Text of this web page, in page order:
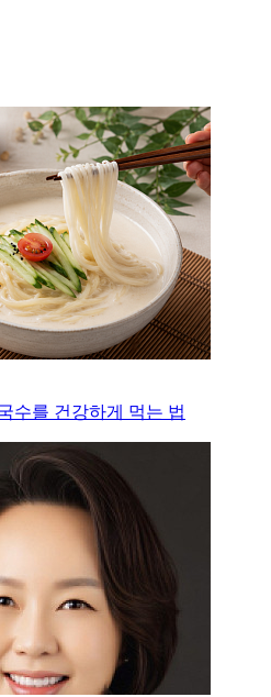
수를 건강하게 먹는 법